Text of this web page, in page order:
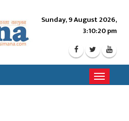
Sunday, 9 August 2026,
3:10:22 pm
Toggle